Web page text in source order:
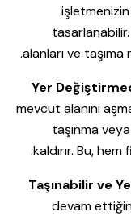
işletmenizin
tasarlanabilir.
alanları ve
Yer
mevcut alanını
taşınma
kaldırır. Bu,
Taşınabilir ve
devam